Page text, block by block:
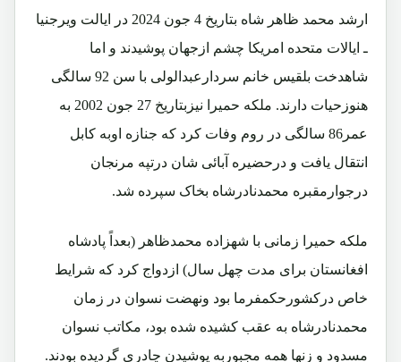
ارشد محمد ظاهر شاه بتاریخ 4 جون 2024 در ایالت ویرجنیا
ـ ایالات متحده امریکا چشم ازجهان پوشیدند و اما
شاهدخت بلقیس خانم سردارعبدالولی با سن 92 سالگی
هنوزحیات دارند. ملکه حمیرا نیزبتاریخ 27 جون 2002 به
عمر86 سالگی در روم وفات کرد که جنازه اوبه کابل
انتقال یافت و درحضیره آبائی شان درتپه مرنجان
درجوارمقبره محمدنادرشاه بخاک سپرده شد.
ملکه حمیرا زمانی با شهزاده محمدظاهر (بعداً پادشاه
افغانستان برای مدت چهل سال) ازدواج کرد که شرایط
خاص درکشورحکمفرما بود ونهضت نسوان در زمان
محمدنادرشاه به عقب کشیده شده بود، مکاتب نسوان
مسدود و زنها همه مجبوربه پوشیدن چادری گردیده بودند.